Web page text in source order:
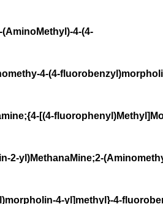
4-(4-
4-(4-
[(4-
2-yl)MethanaMine;2-
4-yl]methyl}-4-